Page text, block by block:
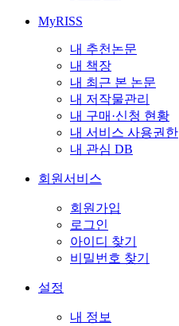
MyRISS
내 추천논문
내 책장
내 최근 본 논문
내 저작물관리
내 구매·신청 현황
내 서비스 사용권한
내 관심 DB
회원서비스
회원가입
로그인
아이디 찾기
비밀번호 찾기
설정
내 정보